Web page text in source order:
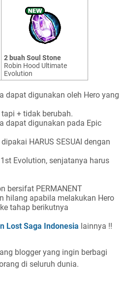
2 buah Soul Stone
Robin Hood Ultimate
Evolution
dapat digunakan oleh Hero yang
+ tidak berubah.
dapat digunakan pada Epic
HARUS SESUAI dengan
Evolution, senjatanya harus
bersifat PERMANENT
hilang apabila melakukan Hero
tahap berikutnya
Lost Saga Indonesia lainnya !!
blogger yang ingin berbagi
di seluruh dunia.